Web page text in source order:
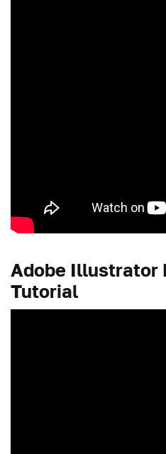
Adobe Illustrator
Tutorial